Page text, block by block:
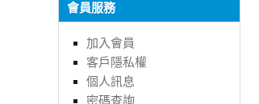
會員服務
加入會員
客戶隱私權
個人訊息
密碼查詢